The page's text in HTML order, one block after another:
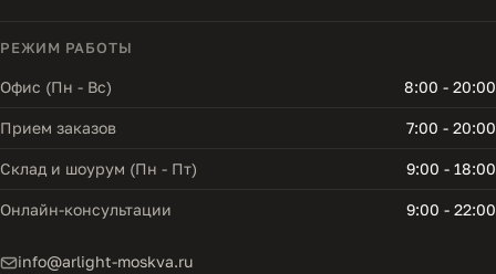
РЕЖИМ РАБОТЫ
Офис (Пн - Вс) 8:00 - 20:00
Прием заказов 7:00 - 20:00
Склад и шоурум (Пн - Пт) 9:00 - 18:00
Онлайн-консультации 9:00 - 22:00
info@arlight-moskva.ru